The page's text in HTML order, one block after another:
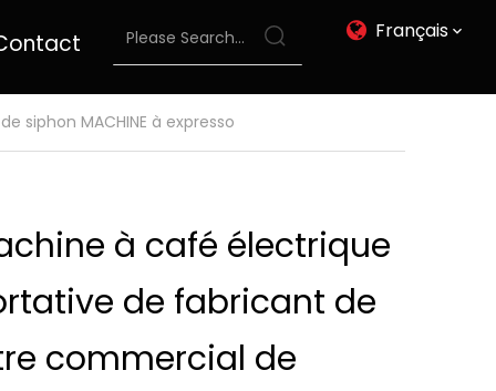
Français
MACHINE à expresso
à café électrique
de fabricant de
commercial de